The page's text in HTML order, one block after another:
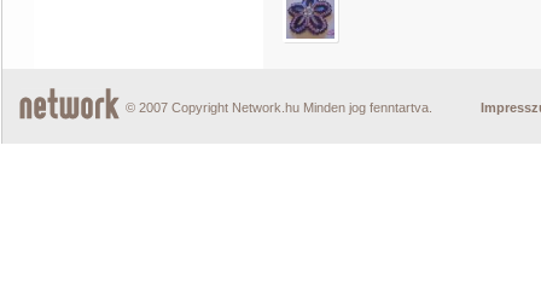
© 2007 Copyright Network.hu Minden jog fenntartva.